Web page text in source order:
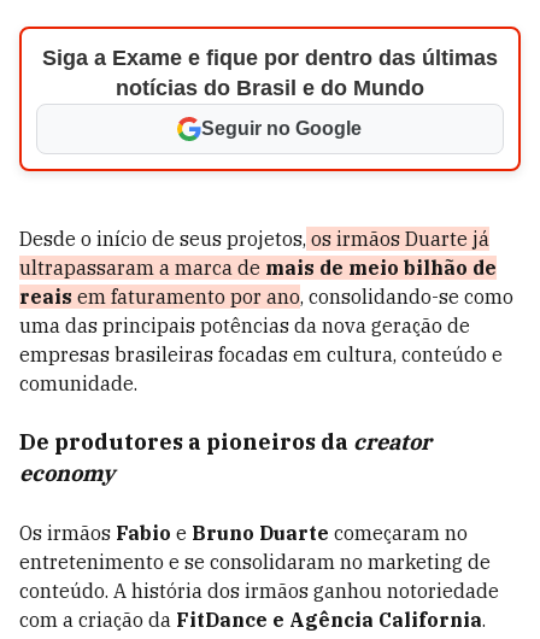
Siga a Exame e fique por dentro das últimas
notícias do Brasil e do Mundo
Seguir no Google
Desde o início de seus projetos, os irmãos Duarte já
ultrapassaram a marca de mais de meio bilhão de
reais em faturamento por ano, consolidando-se como
uma das principais potências da nova geração de
empresas brasileiras focadas em cultura, conteúdo e
comunidade.
De produtores a pioneiros da creator
economy
Os irmãos Fabio e Bruno Duarte começaram no
entretenimento e se consolidaram no marketing de
conteúdo. A história dos irmãos ganhou notoriedade
com a criação da FitDance e Agência California.